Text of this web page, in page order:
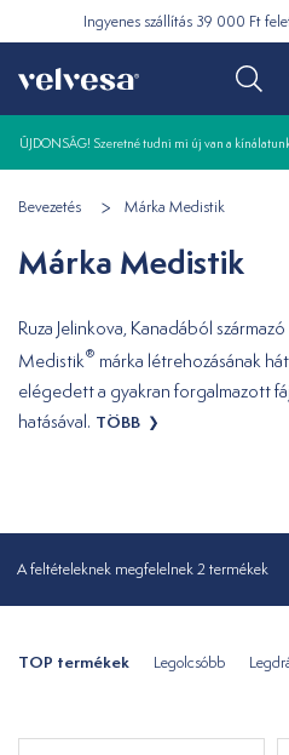
Ingyenes szállítás 39 000 Ft
ÚJDONSÁG! Szeretné tudni mi új van a
Bevezetés Márka Medistik
Márka Medistik
Ruza Jelinkova, Kanadából
Medistik® márka létrehozásának
elégedett a gyakran forgalmazott
hatásával. TÖBB
A feltételeknek megfelelnek 2 termékek
TOP termékek Legolcsóbb